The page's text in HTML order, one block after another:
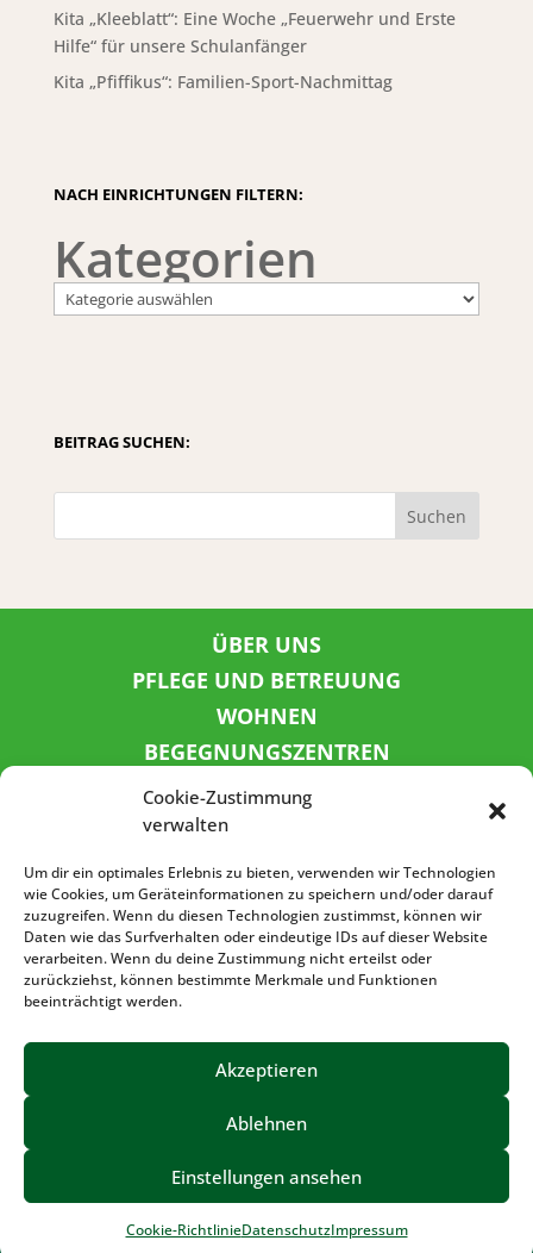
Cookie-Zustimmung
verwalten
Um dir ein optimales Erlebnis zu bieten, verwenden wir Technologien
wie Cookies, um Geräteinformationen zu speichern und/oder darauf
zuzugreifen. Wenn du diesen Technologien zustimmst, können wir
Daten wie das Surfverhalten oder eindeutige IDs auf dieser Website
verarbeiten. Wenn du deine Zustimmung nicht erteilst oder
zurückziehst, können bestimmte Merkmale und Funktionen
beeinträchtigt werden.
Akzeptieren
Ablehnen
Einstellungen ansehen
Cookie-RichtlinieDatenschutzImpressum
Kita „Kleeblatt“: Eine Woche „Feuerwehr und Erste
Hilfe“ für unsere Schulanfänger
Kita „Pfiffikus“: Familien-Sport-Nachmittag
NACH EINRICHTUNGEN FILTERN:
Kategorien
BEITRAG SUCHEN:
Suchen
ÜBER UNS
PFLEGE UND BETREUUNG
WOHNEN
BEGEGNUNGSZENTREN
KINDER UND JUGEND
KONTAKT
SPENDENKONTO
Sozialbank
IBAN: DE72 3702 0500 0001 5520 00
IMPRESSUM
BARRIEREFREIHEIT